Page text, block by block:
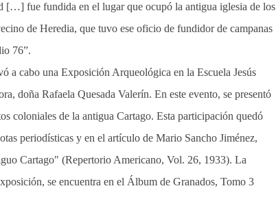
[…] fue fundida en el lugar que ocupó la antigua iglesia de los
de Heredia, que tuvo ese oficio de fundidor de campanas
76”.
a cabo una Exposición Arqueológica en la Escuela Jesús
doña Rafaela Quesada Valerín. En este evento, se presentó
coloniales de la antigua Cartago. Esta participación quedó
periodísticas y en el artículo de Mario Sancho Jiménez,
Cartago" (Repertorio Americano, Vol. 26, 1933). La
se encuentra en el Álbum de Granados, Tomo 3